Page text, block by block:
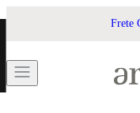
Frete